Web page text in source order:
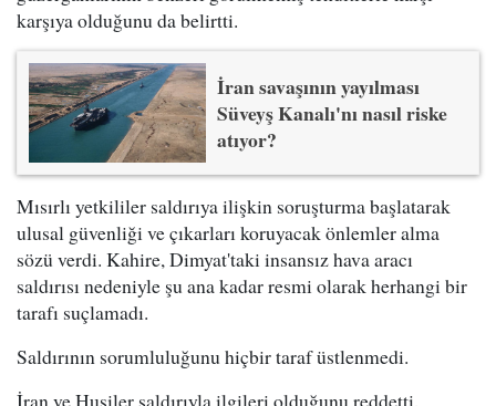
karşıya olduğunu da belirtti.
İran savaşının yayılması
Süveyş Kanalı'nı nasıl riske
atıyor?
Mısırlı yetkililer saldırıya ilişkin soruşturma başlatarak
ulusal güvenliği ve çıkarları koruyacak önlemler alma
sözü verdi. Kahire, Dimyat'taki insansız hava aracı
saldırısı nedeniyle şu ana kadar resmi olarak herhangi bir
tarafı suçlamadı.
Saldırının sorumluluğunu hiçbir taraf üstlenmedi.